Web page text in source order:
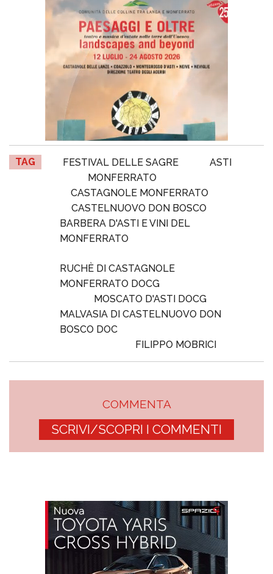
TAG FESTIVAL DELLE SAGRE
ASTI
MONFERRATO
CASTAGNOLE MONFERRATO
CASTELNUOVO DON BOSCO
BARBERA D'ASTI E VINI DEL
MONFERRATO
RUCHÈ DI CASTAGNOLE
MONFERRATO DOCG
MOSCATO D'ASTI DOCG
MALVASIA DI CASTELNUOVO DON
BOSCO DOC
FILIPPO MOBRICI
COMMENTA
SCRIVI/SCOPRI I COMMENTI